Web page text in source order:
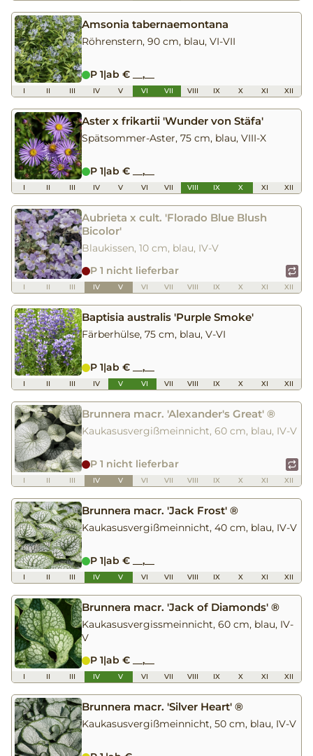
Amsonia tabernaemontana
Röhrenstern, 90 cm, blau, VI-VII
P 1|ab € __,__
I II III IV V VI VII VIII IX X XI XII
Aster x frikartii 'Wunder von Stäfa'
Spätsommer-Aster, 75 cm, blau, VIII-X
P 1|ab € __,__
I II III IV V VI VII VIII IX X XI XII
Aubrieta x cult. 'Florado Blue Blush
Bicolor'
Blaukissen, 10 cm, blau, IV-V
P 1 nicht lieferbar
I II III IV V VI VII VIII IX X XI XII
Baptisia australis 'Purple Smoke'
Färberhülse, 75 cm, blau, V-VI
P 1|ab € __,__
I II III IV V VI VII VIII IX X XI XII
Brunnera macr. 'Alexander's Great' ®
Kaukasusvergißmeinnicht, 60 cm, blau, IV-V
P 1 nicht lieferbar
I II III IV V VI VII VIII IX X XI XII
Brunnera macr. 'Jack Frost' ®
Kaukasusvergißmeinnicht, 40 cm, blau, IV-V
P 1|ab € __,__
I II III IV V VI VII VIII IX X XI XII
Brunnera macr. 'Jack of Diamonds' ®
Kaukasusvergissmeinnicht, 60 cm, blau, IV-
V
P 1|ab € __,__
I II III IV V VI VII VIII IX X XI XII
Brunnera macr. 'Silver Heart' ®
Kaukasusvergißmeinnicht, 50 cm, blau, IV-V